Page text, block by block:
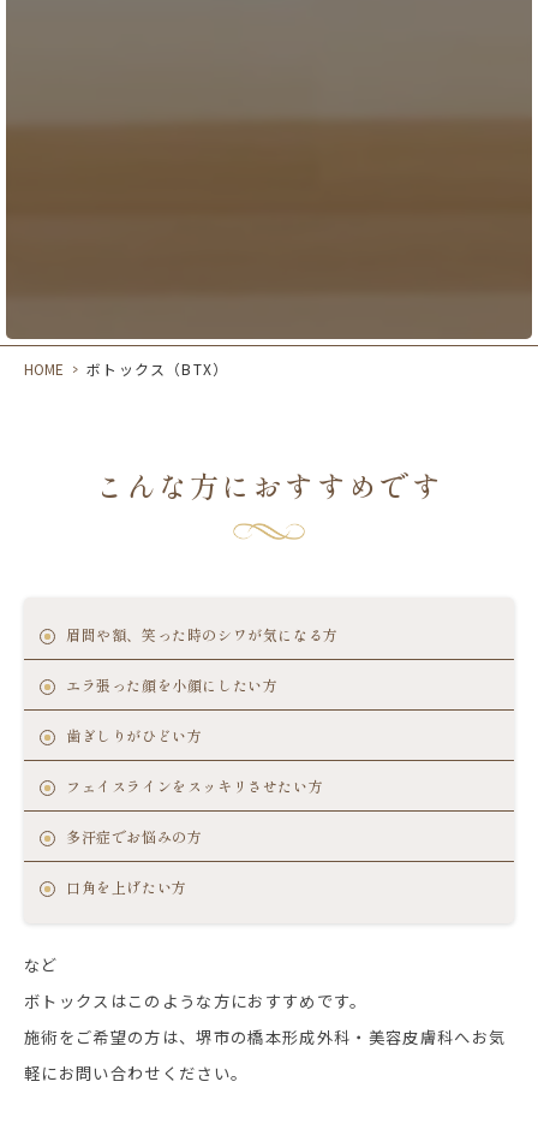
HOME > ボトックス（BTX）
こんな方におすすめです
眉間や額、笑った時のシワが気になる方
エラ張った顔を小顔にしたい方
歯ぎしりがひどい方
フェイスラインをスッキリさせたい方
多汗症でお悩みの方
口角を上げたい方
など
ボトックスはこのような方におすすめです。
施術をご希望の方は、堺市の橋本形成外科・美容皮膚科へお気
軽にお問い合わせください。